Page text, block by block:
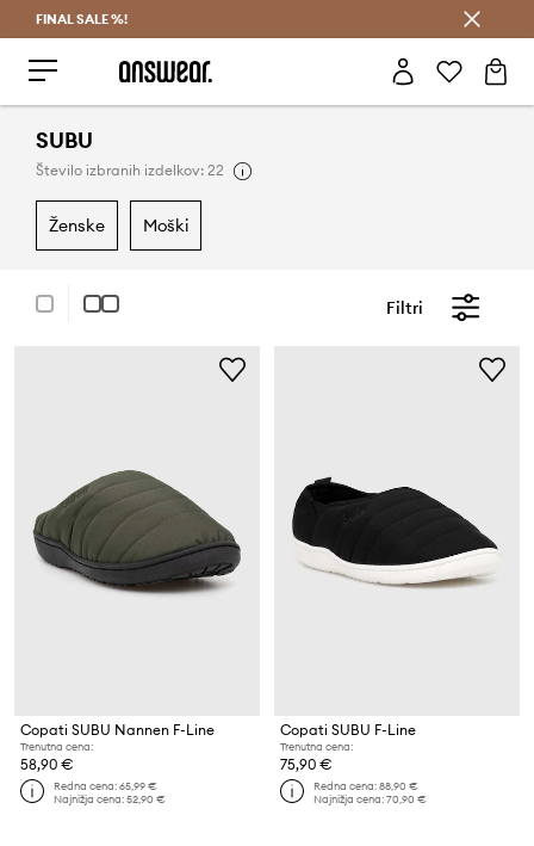
FINAL SALE %!
SUBU
Število izbranih izdelkov: 22
ženske moški
Filtri
Copati SUBU Nannen F-Line
Trenutna cena:
58,90 €
Redna cena:65,99 €
Najnižja cena:52,90 €
Copati SUBU F-Line
Trenutna cena:
75,90 €
Redna cena:88,90 €
Najnižja cena:70,90 €